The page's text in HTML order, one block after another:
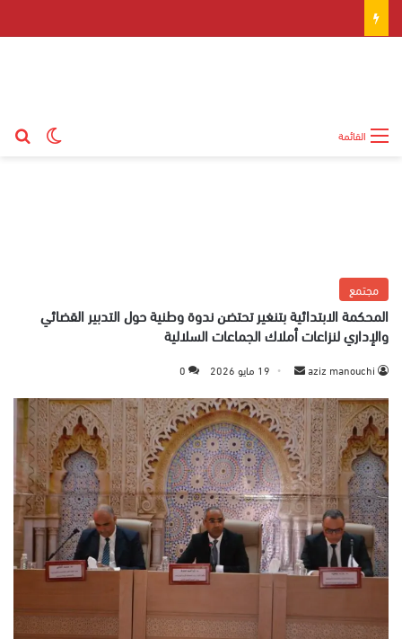
القائمة
مجتمع
المحكمة الابتدائية بتنغير تحتضن ندوة وطنية حول التدبير القضائي
والإداري لنزاعات أملاك الجماعات السلالية
aziz manouchi
س
ل
ب
ر
ي
د
ا
إ
ت
19 مايو 2026 0